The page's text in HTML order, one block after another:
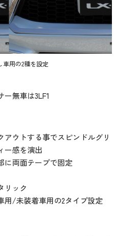
車用の2種を設定
ー無車は3LF1
ウトする事でスピンドルグリ
ー感を演出
両面テープで固定
リック
/未装着車用の2タイプ設定